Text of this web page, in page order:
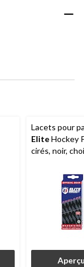
Lacets pour
EliteHockey
cirés, noir,